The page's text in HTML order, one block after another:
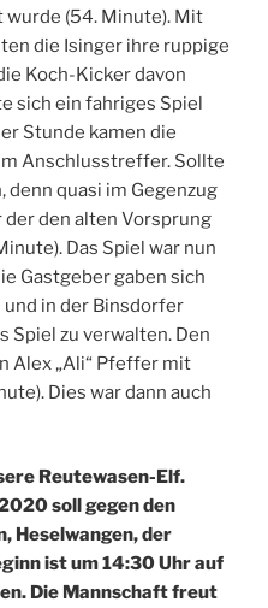
wurde (54. Minute). Mit
die Isinger ihre ruppige
Koch-Kicker davon
sich ein fahriges Spiel
Stunde kamen die
Anschlusstreffer. Sollte
denn quasi im Gegenzug
den alten Vorsprung
Das Spiel war nun
Gastgeber gaben sich
in der Binsdorfer
Spiel zu verwalten. Den
Alex „Ali“ Pfeffer mit
Dies war dann auch
Reutewasen-Elf.
soll gegen den
Heselwangen, der
ist um 14:30 Uhr auf
Die Mannschaft freut